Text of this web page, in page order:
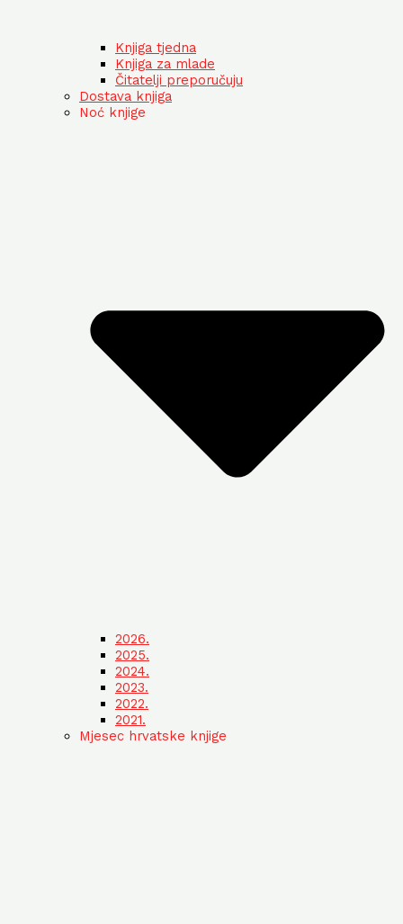
Knjiga tjedna
Knjiga za mlade
Čitatelji preporučuju
Dostava knjiga
Noć knjige
2026.
2025.
2024.
2023.
2022.
2021.
Mjesec hrvatske knjige